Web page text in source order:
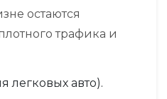
остаются
трафика и
легковых авто).